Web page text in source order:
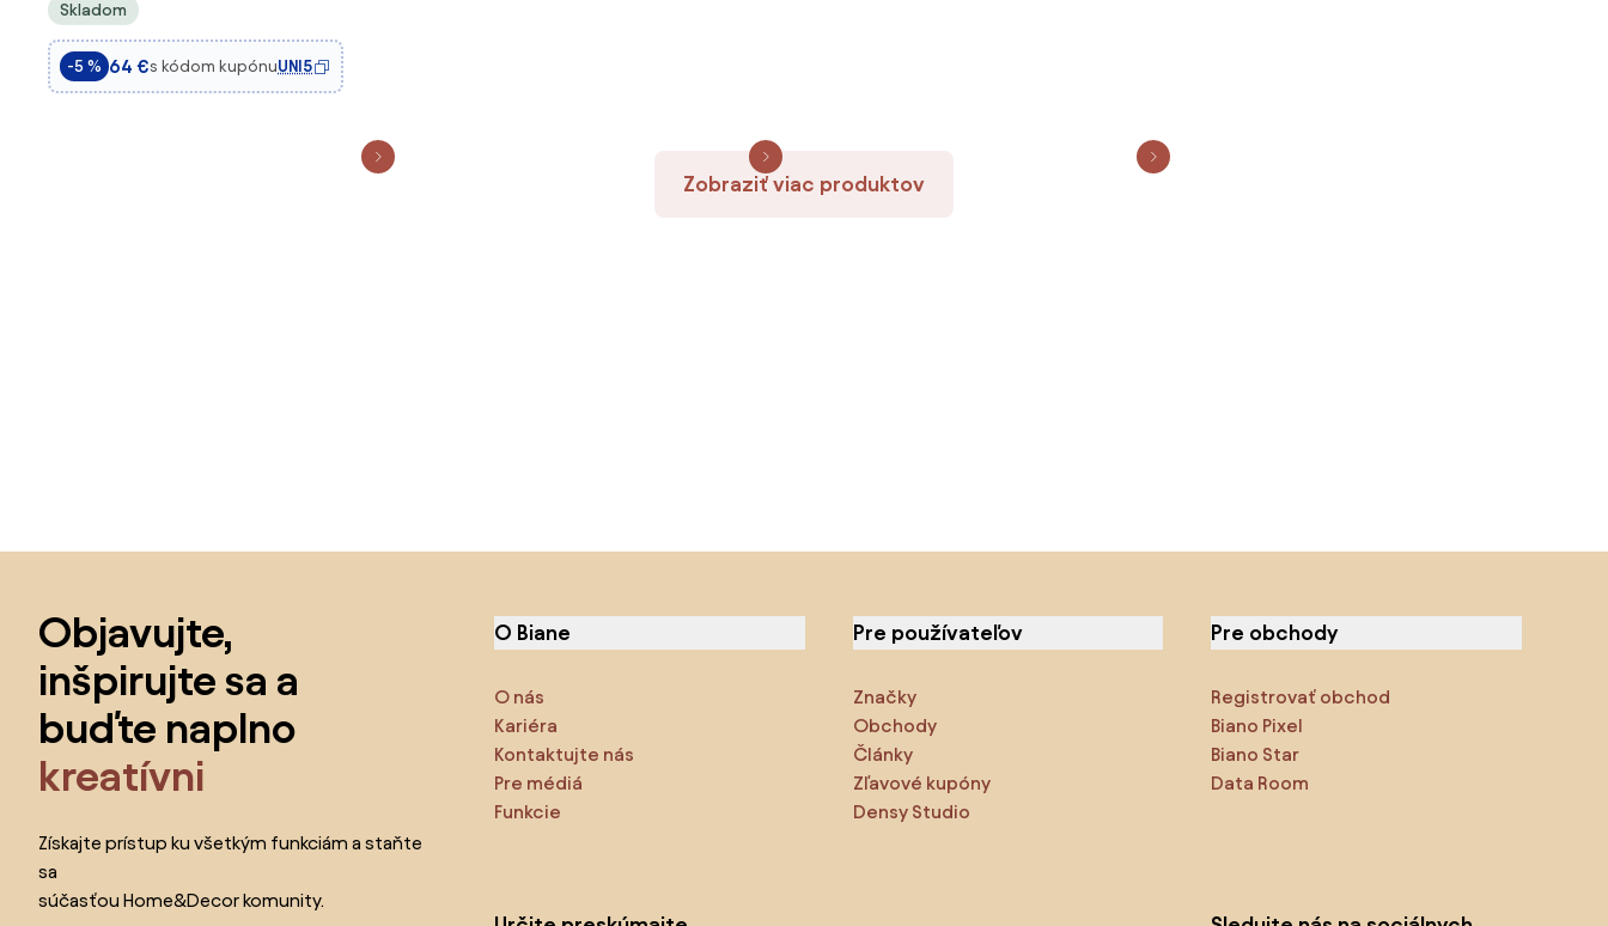
Ф35.5x53.5cm, Modrá | Aosom
Skladom
-5 % 64 €s kódom kupónuUNI5
Zobraziť viac produktov
Objavujte,
inšpirujte sa a
buďte naplno
kreatívni
Získajte prístup ku všetkým funkciám a staňte
sa
súčasťou Home&Decor komunity.
O Biane
O nás
Kariéra
Kontaktujte nás
Pre médiá
Funkcie
Pre používateľov
Značky
Obchody
Články
Zľavové kupóny
Densy Studio
Pre obchody
Registrovať obchod
Biano Pixel
Biano Star
Data Room